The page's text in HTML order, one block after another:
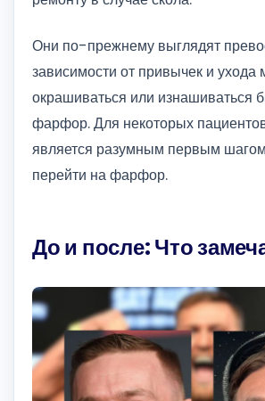
Они по-прежнему выглядят
зависимости от привычек и ухода
окрашиваться или изнашиваться
фарфор. Для некоторых
является разумным первым
перейти на фарфор.
До и после: Что